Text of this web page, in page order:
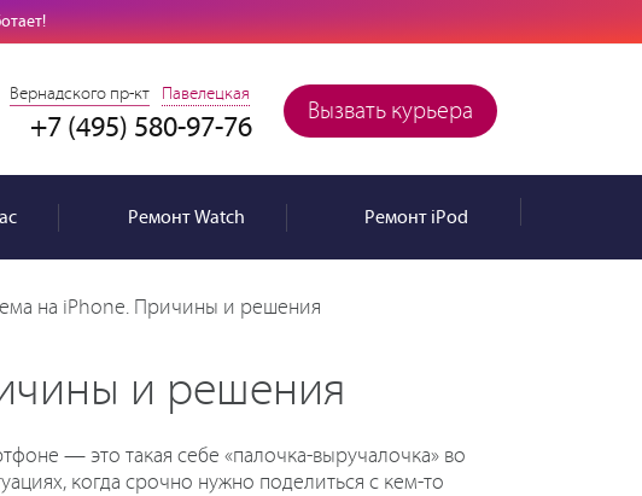
Вызвать курьера
Вернадского пр-кт Павелецкая
+7 (495) 580-97-76
РемонтWatch РемонтiPod
на iPhone. Причины и решения
и решения
— это такая себе «палочка-выручалочка» во
когда срочно нужно поделиться с кем-то